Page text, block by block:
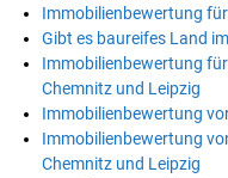
Immobilienbewertung
Gibt es baureifes Land
Immobilienbewertung
Chemnitz und Leipzig
Immobilienbewertung
Immobilienbewertung
Chemnitz und Leipzig